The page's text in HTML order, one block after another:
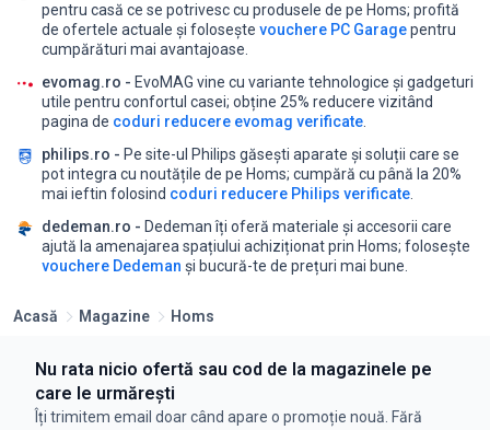
pentru casă ce se potrivesc cu produsele de pe Homs; profită
de ofertele actuale și folosește vouchere PC Garagepentru
cumpărături mai avantajoase.
evomag.ro - EvoMAG vine cu variante tehnologice și gadgeturi
utile pentru confortul casei; obține 25% reducere vizitând
pagina de coduri reducere evomag verificate
philips.ro - Pe site-ul Philips găsești aparate și soluții care se
pot integra cu noutățile de pe Homs; cumpără cu până la 20%
mai ieftin folosind coduri reducere Philips verificate
dedeman.ro - Dedeman îți oferă materiale și accesorii care
ajută la amenajarea spațiului achiziționat prin Homs; folosește
vouchere Dedeman și bucură-te de prețuri mai bune.
Acasă Magazine Homs
Nu rata nicio ofertă sau cod de la magazinele pe
care le urmărești
Îți trimitem email doar când apare o promoție nouă. Fără